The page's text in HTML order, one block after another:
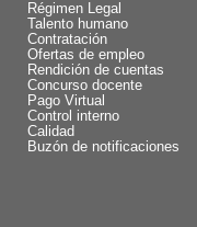
Régimen Legal
Talento humano
Contratación
Ofertas de empleo
Rendición de cuentas
Concurso docente
Pago Virtual
Control interno
Calidad
Buzón de notificaciones